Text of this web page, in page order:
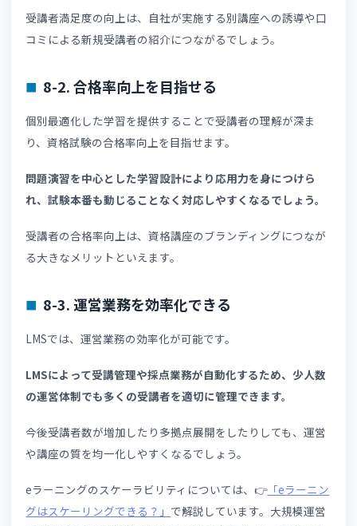
7-2. 本試験形式の模擬試験
資格試験本番を想定した模擬試験を実施することで、試験
れを促進することが可能です。
になります。
7-3. 苦手分野の反復学習
問題演習機能では、正答率が低い問題を自動抽出し、再出
する仕組みを構築できます。
効率的な復習環境を提供できるため、学習成果の向上に期
問題演習の個別最適化は、競合のeラーニング講座と差別
問題演習機能は、修了判定に活用することも可能です。